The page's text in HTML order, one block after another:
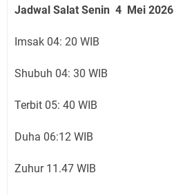
Jadwal Salat Senin 4 Mei 2026
Imsak 04: 20 WIB
Shubuh 04: 30 WIB
Terbit 05: 40 WIB
Duha 06:12 WIB
Zuhur 11.47 WIB